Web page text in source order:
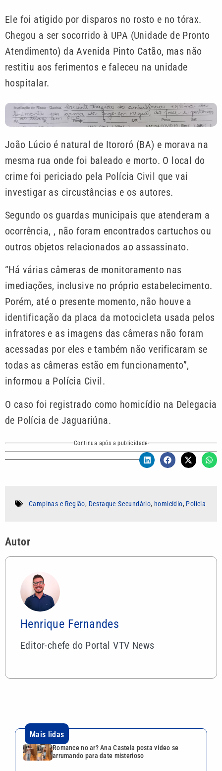
Ele foi atigido por disparos no rosto e no tórax.
Chegou a ser socorrido à UPA (Unidade de Pronto
Atendimento) da Avenida Pinto Catão, mas não
restitiu aos ferimentos e faleceu na unidade
hospitalar.
João Lúcio é natural de Itororó (BA) e morava na
mesma rua onde foi baleado e morto. O local do
crime foi periciado pela Polícia Civil que vai
investigar as circustâncias e os autores.
Segundo os guardas municipais que atenderam a
ocorrência, , não foram encontrados cartuchos ou
outros objetos relacionados ao assassinato.
“Há várias câmeras de monitoramento nas
imediações, inclusive no próprio estabelecimento.
Porém, até o presente momento, não houve a
identificação da placa da motocicleta usada pelos
infratores e as imagens das câmeras não foram
acessadas por eles e também não verificaram se
todas as câmeras estão em funcionamento”,
informou a Polícia Civil.
O caso foi registrado como homicídio na Delegacia
de Polícia de Jaguariúna.
Continua após a publicidade
Campinas e Região, Destaque Secundário, homicídio, Polícia
Autor
Henrique Fernandes
Editor-chefe do Portal VTV News
Mais lidas
Romance no ar? Ana Castela posta vídeo se
arrumando para date misterioso